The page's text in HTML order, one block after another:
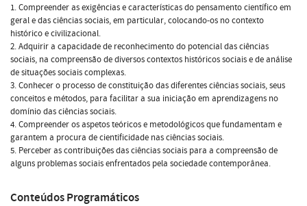
1. Compreender as exigências e características do pensamento científico em
geral e das ciências sociais, em particular, colocando-os no contexto
histórico e civilizacional.
2. Adquirir a capacidade de reconhecimento do potencial das ciências
sociais, na compreensão de diversos contextos históricos sociais e de análise
de situações sociais complexas.
3. Conhecer o processo de constituição das diferentes ciências sociais, seus
conceitos e métodos, para facilitar a sua iniciação em aprendizagens no
domínio das ciências sociais.
4. Compreender os aspetos teóricos e metodológicos que fundamentam e
garantem a procura de cientificidade nas ciências sociais.
5. Perceber as contribuições das ciências sociais para a compreensão de
alguns problemas sociais enfrentados pela sociedade contemporânea.
Conteúdos Programáticos